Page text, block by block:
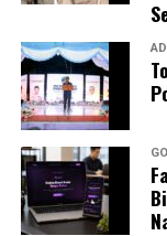
penapisan
sebagai upaya
Perwakilan DPL
Kasim, M.Kes.,
mahasiswa
Perguruan
layanan